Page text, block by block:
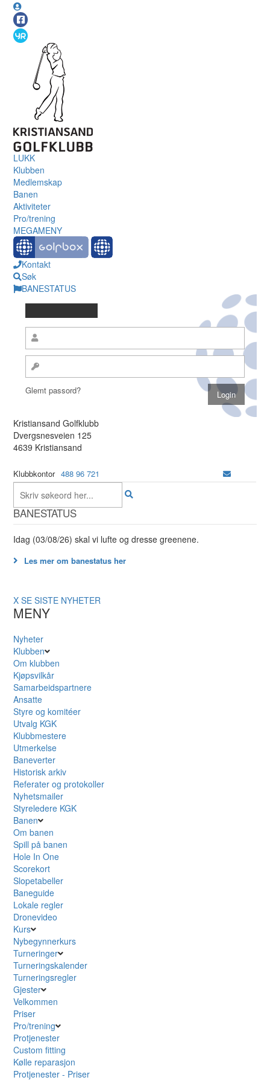
LUKK
Klubben
Medlemskap
Banen
Aktiviteter
Pro/trening
MEGAMENY
Kontakt
Søk
BANESTATUS
Glemt passord?
Kristiansand Golfklubb
Dvergsnesveien 125
4639 Kristiansand
Klubbkontor 488 96 721
BANESTATUS
Idag (03/08/26) skal vi lufte og dresse greenene.
Les mer om banestatus her
X SE SISTE NYHETER
MENY
Nyheter
Klubben
Om klubben
Kjøpsvilkår
Samarbeidspartnere
Ansatte
Styre og komitéer
Utvalg KGK
Klubbmestere
Utmerkelse
Baneverter
Historisk arkiv
Referater og protokoller
Nyhetsmailer
Styreledere KGK
Banen
Om banen
Spill på banen
Hole In One
Scorekort
Slopetabeller
Baneguide
Lokale regler
Dronevideo
Kurs
Nybegynnerkurs
Turneringer
Turneringskalender
Turneringsregler
Gjester
Velkommen
Priser
Pro/trening
Protjenester
Custom fitting
Kølle reparasjon
Protjenester - Priser